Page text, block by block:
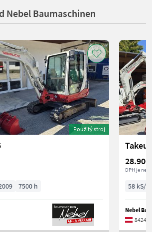
Nebel Baumaschinen
Použitý stroj
7500 h
28.900
DPH je
58 kS/
Nebel
8424